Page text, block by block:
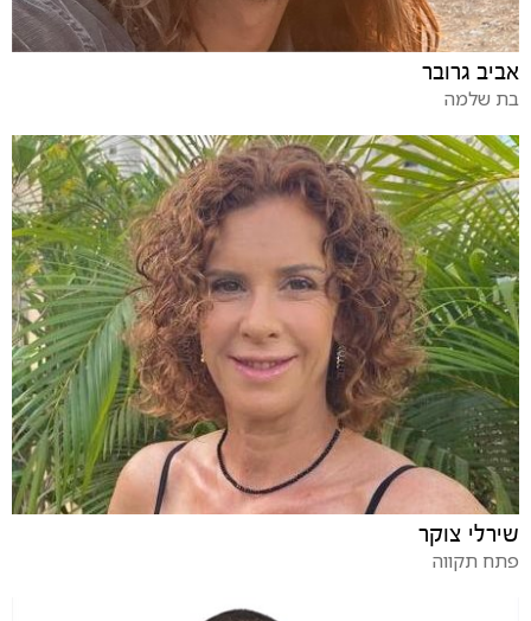
אביב גרובר
בת שלמה
שירלי צוקר
פתח תקווה